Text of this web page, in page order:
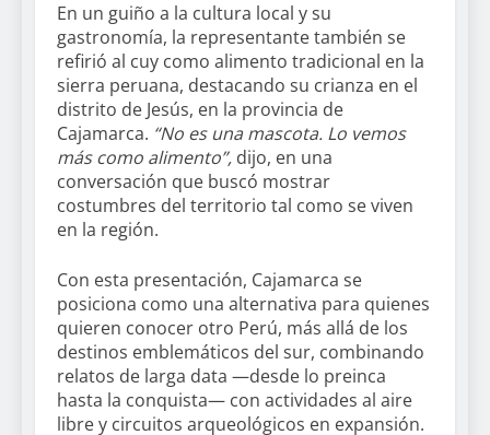
En un guiño a la cultura local y su
gastronomía, la representante también se
refirió al cuy como alimento tradicional en la
sierra peruana, destacando su crianza en el
distrito de Jesús, en la provincia de
Cajamarca. “No es una mascota. Lo vemos
más como alimento”, dijo, en una
conversación que buscó mostrar
costumbres del territorio tal como se viven
en la región.
Con esta presentación, Cajamarca se
posiciona como una alternativa para quienes
quieren conocer otro Perú, más allá de los
destinos emblemáticos del sur, combinando
relatos de larga data —desde lo preinca
hasta la conquista— con actividades al aire
libre y circuitos arqueológicos en expansión.